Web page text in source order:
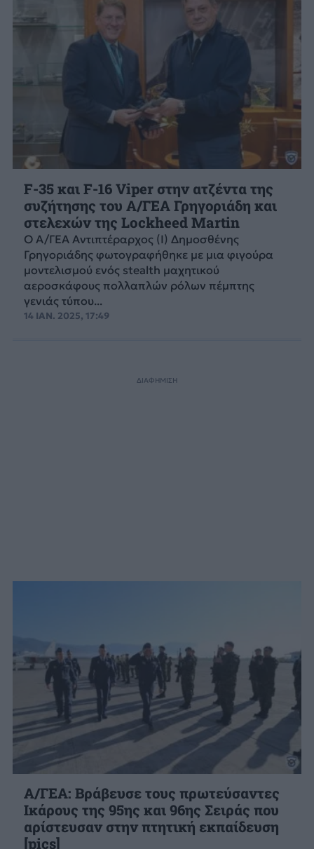
F-35 και F-16 Viper στην ατζέντα της
συζήτησης του Α/ΓΕΑ Γρηγοριάδη και
στελεχών της Lockheed Martin
Ο Α/ΓΕΑ Αντιπτέραρχος (Ι) Δημοσθένης
Γρηγοριάδης φωτογραφήθηκε με μια φιγούρα
μοντελισμού ενός stealth μαχητικού
αεροσκάφους πολλαπλών ρόλων πέμπτης
γενιάς τύπου...
14 ΙΑΝ. 2025, 17:49
Α/ΓΕΑ: Βράβευσε τους πρωτεύσαντες
Ικάρους της 95ης και 96ης Σειράς που
αρίστευσαν στην πτητική εκπαίδευση
[pics]
ΔΙΑΦΗΜΙΣΗ